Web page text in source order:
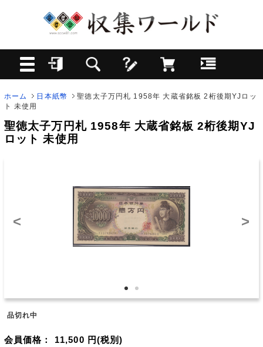
ホーム 日本紙幣
聖徳太子万円札 1958年 大蔵省銘板 2桁後期YJロッ
ト 未使用
聖徳太子万円札 1958年 大蔵省銘板 2桁後期YJ
ロット 未使用
< >
品切れ中
会員価格： 11,500 円(税別)